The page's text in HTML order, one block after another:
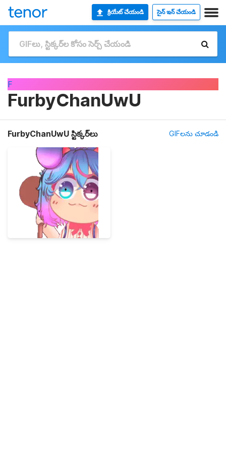
క్రియేట్ చేయండి సైన్ ఇన్ చేయండి
F
FurbyChanUwU
FurbyChanUwU స్టిక్కర్‌లు GIFలను చూడండి